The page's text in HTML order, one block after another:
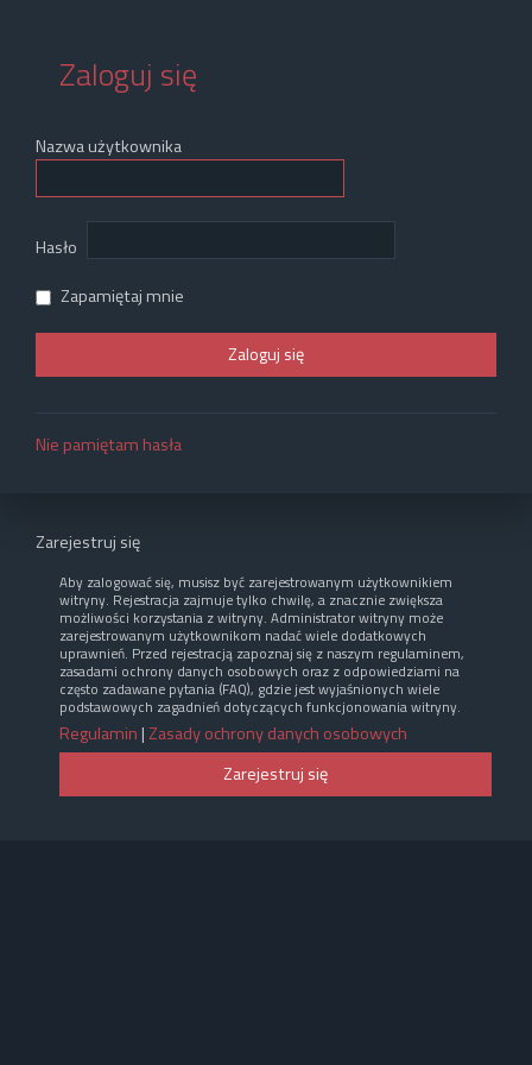
Zaloguj się
Nazwa użytkownika
Hasło
Zapamiętaj mnie
Nie pamiętam hasła
Zarejestruj się
Aby zalogować się, musisz być zarejestrowanym użytkownikiem
witryny. Rejestracja zajmuje tylko chwilę, a znacznie zwiększa
możliwości korzystania z witryny. Administrator witryny może
zarejestrowanym użytkownikom nadać wiele dodatkowych
uprawnień. Przed rejestracją zapoznaj się z naszym regulaminem,
zasadami ochrony danych osobowych oraz z odpowiedziami na
często zadawane pytania (FAQ), gdzie jest wyjaśnionych wiele
podstawowych zagadnień dotyczących funkcjonowania witryny.
Regulamin | Zasady ochrony danych osobowych
Zarejestruj się